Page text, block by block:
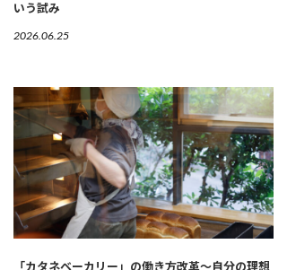
いう試み
2026.06.25
「カタネベーカリー」の働き方改革～自分の理想